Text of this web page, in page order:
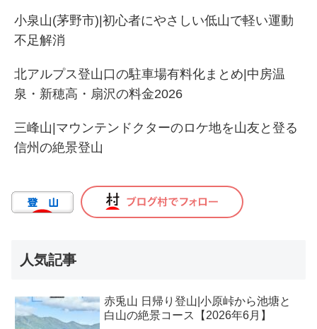
小泉山(茅野市)|初心者にやさしい低山で軽い運動
不足解消
北アルプス登山口の駐車場有料化まとめ|中房温
泉・新穂高・扇沢の料金2026
三峰山|マウンテンドクターのロケ地を山友と登る
信州の絶景登山
人気記事
赤兎山 日帰り登山|小原峠から池塘と
白山の絶景コース【2026年6月】